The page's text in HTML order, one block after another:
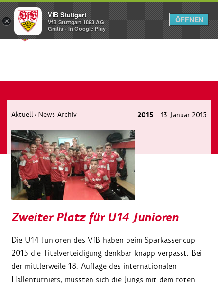
Menü
Aktuell › News-Archiv 2015 13. Januar 2015
Zweiter Platz für U14 Junioren
Die U14 Junioren des VfB haben beim Sparkassencup
2015 die Titelverteidigung denkbar knapp verpasst. Bei
der mittlerweile 18. Auflage des internationalen
Hallenturniers, mussten sich die Jungs mit dem roten
×
VfB Stuttgart
VfB Stuttgart 1893 AG
Gratis - In Google Play
ÖFFNEN